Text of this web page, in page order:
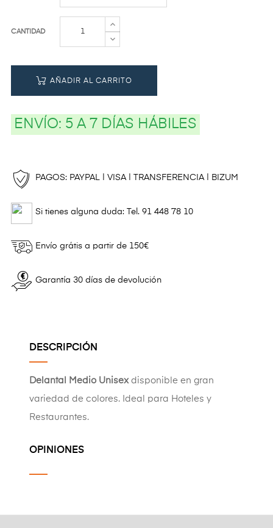
CANTIDAD
AÑADIR AL CARRITO
ENVÍO: 5 A 7 DÍAS HÁBILES
PAGOS: PAYPAL | VISA | TRANSFERENCIA | BIZUM
Si tienes alguna duda: Tel. 91 448 78 10
Envío grátis a partir de 150€
Garantía 30 días de devolución
DESCRIPCIÓN
Delantal Medio Unisexdisponible en gran
variedad de colores. Ideal para Hoteles y
Restaurantes.
OPINIONES